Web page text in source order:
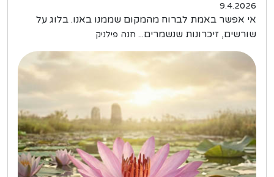
9.4.2026
אי אפשר באמת לברוח מהמקום שממנו באנו. בלוג על
שורשים, זיכרונות שנשמרים... חנה פילניק